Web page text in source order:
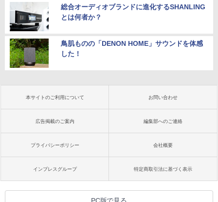
総合オーディオブランドに進化するSHANLING
とは何者か？
鳥肌ものの「DENON HOME」サウンドを体感
した！
本サイトのご利用について お問い合わせ
広告掲載のご案内 編集部へのご連絡
プライバシーポリシー 会社概要
インプレスグループ 特定商取引法に基づく表示